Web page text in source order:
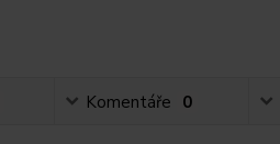
Komentáře 0